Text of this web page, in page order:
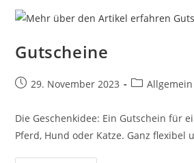
Gutscheine
29. November 2023 Allgemein
Die Geschenkidee: Ein Gutschein für
Pferd, Hund oder Katze. Ganz flexibel